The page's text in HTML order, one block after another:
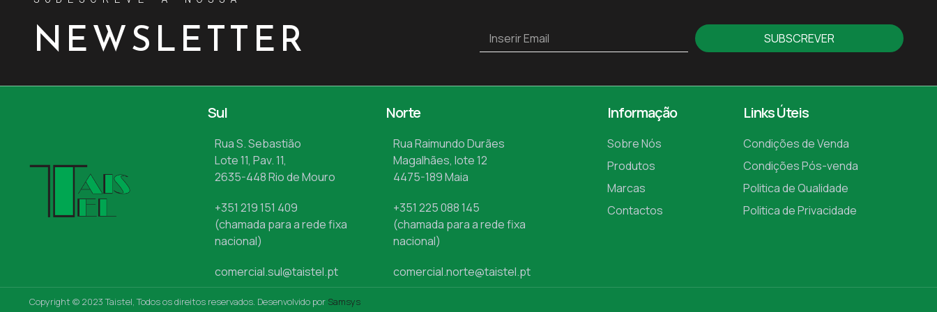
NEWSLETTER SUBSCREVER
Sul
Rua S. Sebastião
Lote 11, Pav. 11,
2635-448 Rio de Mouro
+351 219 151 409
(chamada para a rede fixa
nacional)
comercial.sul@taistel.pt
Norte
Rua Raimundo Durães
Magalhães, lote 12
4475-189 Maia
+351 225 088 145
(chamada para a rede fixa
nacional)
comercial.norte@taistel.pt
Informação
Sobre Nós
Produtos
Marcas
Contactos
Links Úteis
Condições de Venda
Condições Pós-venda
Politica de Qualidade
Politica de Privacidade
Copyright © 2023 Taistel, Todos os direitos reservados. Desenvolvido por Samsys